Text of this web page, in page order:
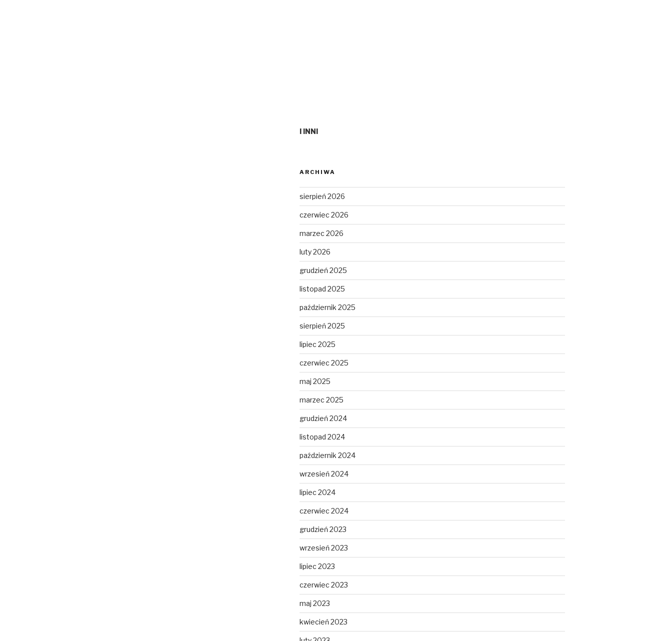
I INNI
ARCHIWA
sierpień 2026
czerwiec 2026
marzec 2026
luty 2026
grudzień 2025
listopad 2025
październik 2025
sierpień 2025
lipiec 2025
czerwiec 2025
maj 2025
marzec 2025
grudzień 2024
listopad 2024
październik 2024
wrzesień 2024
lipiec 2024
czerwiec 2024
grudzień 2023
wrzesień 2023
lipiec 2023
czerwiec 2023
maj 2023
kwiecień 2023